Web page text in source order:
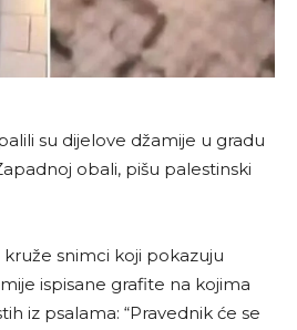
su dijelove džamije u gradu
obali, pišu palestinski
snimci koji pokazuju
ispisane grafite na kojima
iz psalama: “Pravednik će se